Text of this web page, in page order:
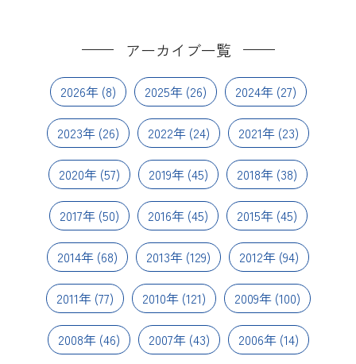
アーカイブ一覧
2026年(8) 2025年(26) 2024年(27)
2023年 (26) 2022年 (24) 2021年 (23)
2020年 (57) 2019年 (45) 2018年 (38)
2017年(50) 2016年(45) 2015年(45)
2014年 (68) 2013年 (129) 2012年 (94)
2011年(77) 2010年(121) 2009年(100)
2008年(46) 2007年(43) 2006年(14)